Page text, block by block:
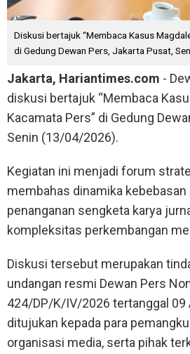
Diskusi bertajuk “Membaca Kasus
di Gedung Dewan Pers, Jakarta Pusat,
Jakarta, Hariantimes.com -
diskusi bertajuk “Membaca
Kacamata Pers” di Gedung
Senin (13/04/2026).
Kegiatan ini menjadi forum
membahas dinamika kebebasan
penanganan sengketa karya
kompleksitas perkembangan
Diskusi tersebut merupakan
undangan resmi Dewan Pers
424/DP/K/IV/2026 tertanggal 09
ditujukan kepada para
organisasi media, serta pihak